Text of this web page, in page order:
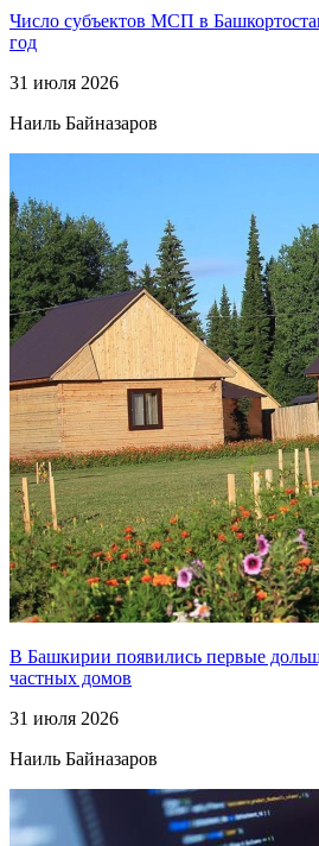
Число субъектов МСП в
год
31 июля 2026
Наиль Байназаров
В Башкирии появились первые
частных домов
31 июля 2026
Наиль Байназаров